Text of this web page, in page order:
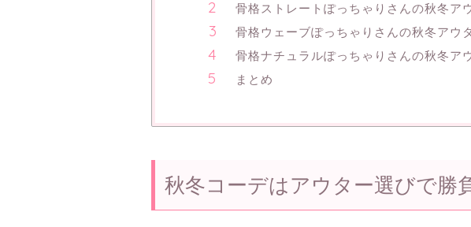
骨格ストレートぽっちゃりさんの秋冬ア
骨格ウェーブぽっちゃりさんの秋冬アウ
骨格ナチュラルぽっちゃりさんの秋冬ア
まとめ
秋冬コーデはアウター選びで勝